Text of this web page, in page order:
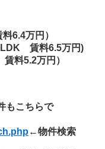
6.4万円）
賃料6.5万円)
料5.2万円）
もこちらで
←物件検索